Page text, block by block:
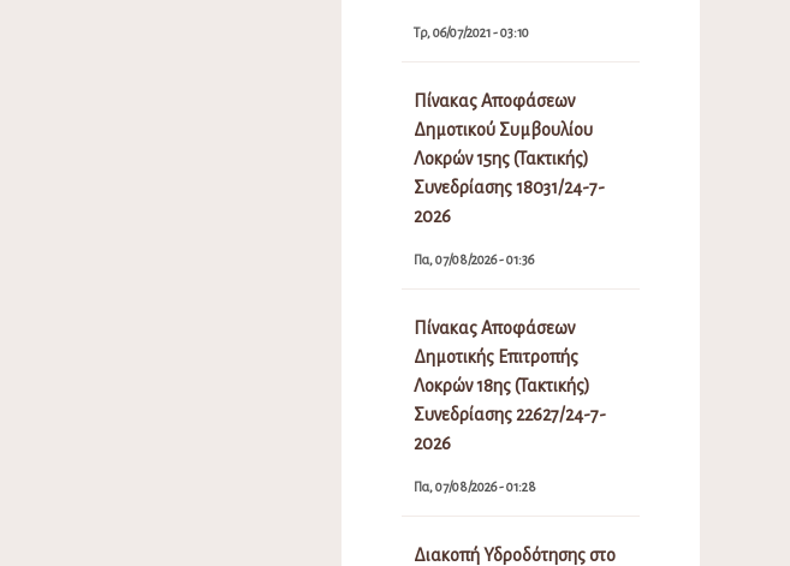
Τρ, 06/07/2021 - 03:10
Πίνακας Αποφάσεων
Δημοτικού Συμβουλίου
Λοκρών 15ης (Τακτικής)
Συνεδρίασης 18031/24-7-
2026
Πα, 07/08/2026 - 01:36
Πίνακας Αποφάσεων
Δημοτικής Επιτροπής
Λοκρών 18ης (Τακτικής)
Συνεδρίασης 22627/24-7-
2026
Πα, 07/08/2026 - 01:28
Διακοπή Υδροδότησης στο